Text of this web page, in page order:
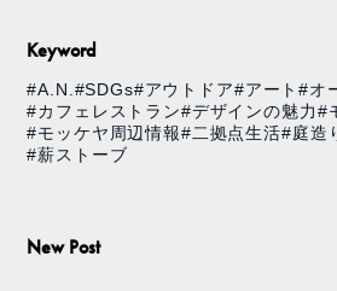
Keyword
#A.N.#SDGs#アウトドア#アート#オ
#カフェレストラン#デザインの魅力#
#モッケヤ周辺情報#二拠点生活#庭造
#薪ストーブ
New Post